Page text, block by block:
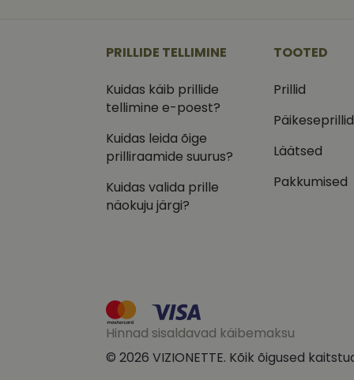
PRILLIDE TELLIMINE
Kuidas käib prillide
tellimine e-poest?
Kuidas leida õige
prilliraamide suurus?
Kuidas valida prille
näokuju järgi?
TOOTED
Prillid
Päikeseprillid
Läätsed
Pakkumised
Hinnad sisaldavad käibemaksu
© 2026 VIZIONETTE. Kõik õigused
_ga_VQ82NFQ41G
__kla_id
test_cookie
_fbp